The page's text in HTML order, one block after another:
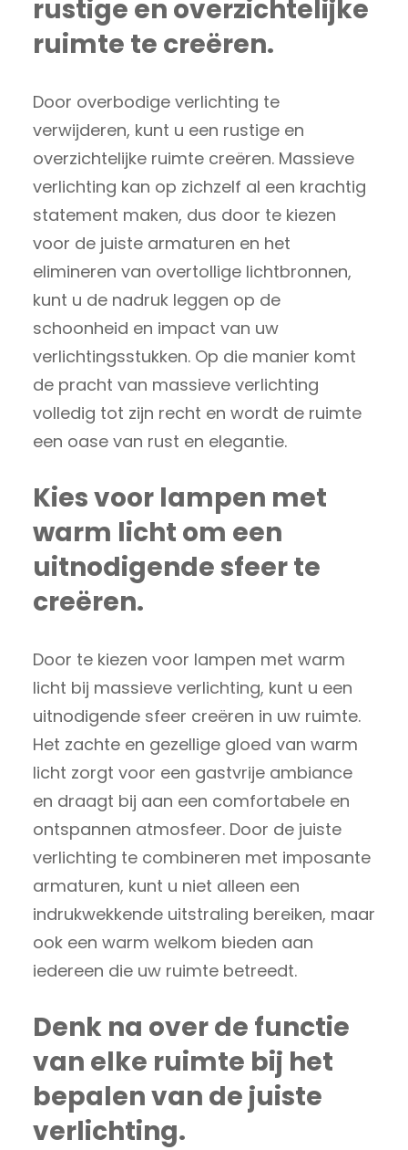
rustige en overzichtelijke
ruimte te creëren.
Door overbodige verlichting te
verwijderen, kunt u een rustige en
overzichtelijke ruimte creëren. Massieve
verlichting kan op zichzelf al een krachtig
statement maken, dus door te kiezen
voor de juiste armaturen en het
elimineren van overtollige lichtbronnen,
kunt u de nadruk leggen op de
schoonheid en impact van uw
verlichtingsstukken. Op die manier komt
de pracht van massieve verlichting
volledig tot zijn recht en wordt de ruimte
een oase van rust en elegantie.
Kies voor lampen met
warm licht om een
uitnodigende sfeer te
creëren.
Door te kiezen voor lampen met warm
licht bij massieve verlichting, kunt u een
uitnodigende sfeer creëren in uw ruimte.
Het zachte en gezellige gloed van warm
licht zorgt voor een gastvrije ambiance
en draagt bij aan een comfortabele en
ontspannen atmosfeer. Door de juiste
verlichting te combineren met imposante
armaturen, kunt u niet alleen een
indrukwekkende uitstraling bereiken, maar
ook een warm welkom bieden aan
iedereen die uw ruimte betreedt.
Denk na over de functie
van elke ruimte bij het
bepalen van de juiste
verlichting.